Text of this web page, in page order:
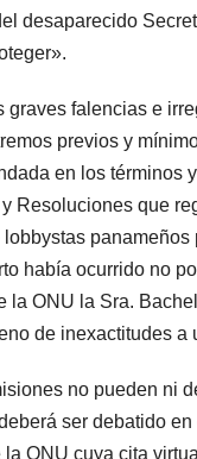
desaparecido
graves falencias e
previos y
en los términos
Resoluciones que
había ocurrido no
la ONU la Sra.
de inexactitudes
no pueden ni
ser debatido
ONU cuya cita